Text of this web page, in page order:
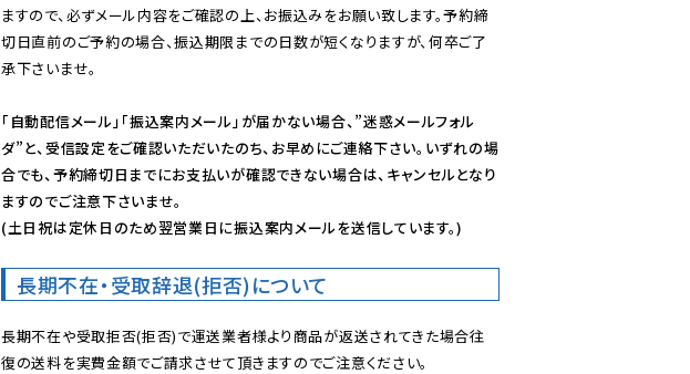
ますので、必ずメール内容をご確認の上、お振込みをお願い致します。予約締
切日直前のご予約の場合、振込期限までの日数が短くなりますが、何卒ご了
承下さいませ。
「自動配信メール」「振込案内メール」が届かない場合、”迷惑メールフォル
ダ”と、受信設定をご確認いただいたのち、お早めにご連絡下さい。いずれの場
合でも、予約締切日までにお支払いが確認できない場合は、キャンセルとなり
ますのでご注意下さいませ。
(土日祝は定休日のため翌営業日に振込案内メールを送信しています。)
長期不在・受取辞退(拒否)について
長期不在や受取拒否(拒否)で運送業者様より商品が返送されてきた場合往
復の送料を実費金額でご請求させて頂きますのでご注意ください。